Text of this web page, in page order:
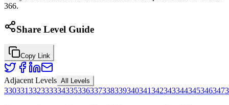
366.
Share Level Guide
Copy Link
Adjacent Levels All Levels
330331332333334335336337338339340341342343344345346347